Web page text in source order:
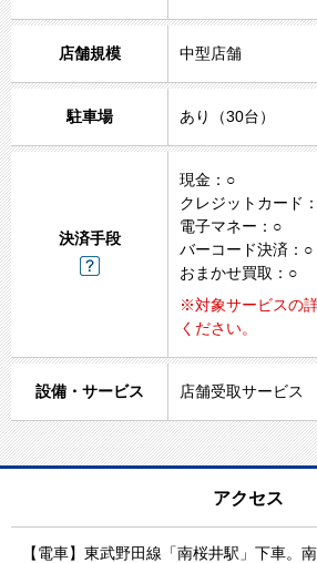
店舗規模 中型店舗
駐車場 あり（30台）
決済手段
現金：○
クレジットカード
電子マネー：○
バーコード決済：○
おまかせ買取：○
※対象サービスの
ください。
設備・サービス 店舗受取サービス
アクセス
【電車】東武野田線「南桜井駅」下車。